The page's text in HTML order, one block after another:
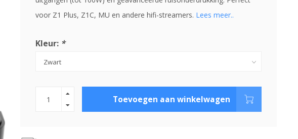
voor Z1 Plus, Z1C, MU en andere hifi-streamers. Lees meer..
Kleur: *
Toevoegen aan winkelwagen